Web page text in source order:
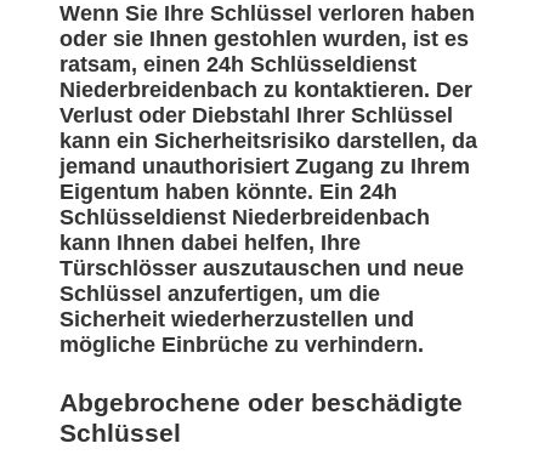
Wenn Sie Ihre Schlüssel verloren haben
oder sie Ihnen gestohlen wurden, ist es
ratsam, einen 24h Schlüsseldienst
Niederbreidenbach zu kontaktieren. Der
Verlust oder Diebstahl Ihrer Schlüssel
kann ein Sicherheitsrisiko darstellen, da
jemand unauthorisiert Zugang zu Ihrem
Eigentum haben könnte. Ein 24h
Schlüsseldienst Niederbreidenbach
kann Ihnen dabei helfen, Ihre
Türschlösser auszutauschen und neue
Schlüssel anzufertigen, um die
Sicherheit wiederherzustellen und
mögliche Einbrüche zu verhindern.
Abgebrochene oder beschädigte
Schlüssel